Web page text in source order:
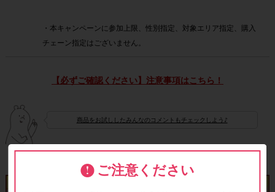
・本キャンペーンに参加上限、性別指定、対象エリア指定、購入
チェーン指定はございません。
【必ずご確認ください】注意事項はこちら！
商品をお試ししたみんなのコメントもチェックしよう♪
ご注意ください